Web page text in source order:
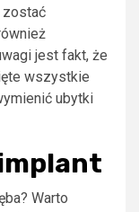
zostać
jest fakt, że
wszystkie
ubytki
Warto